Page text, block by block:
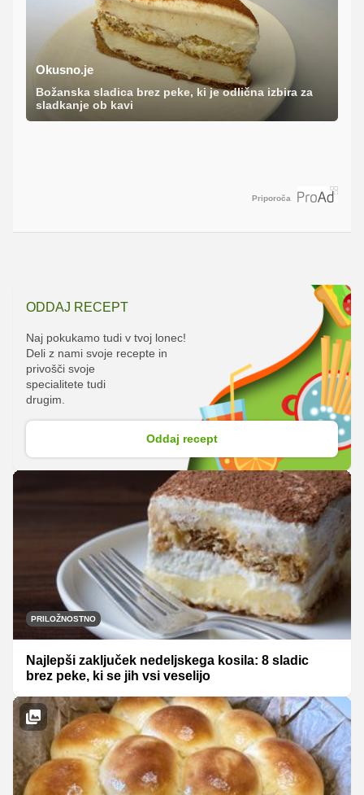
Okusno.je
Božanska sladica brez peke, ki je odlična izbira za
sladkanje ob kavi
Priporoča
ODDAJ RECEPT
Naj pokukamo tudi v tvoj lonec!
Deli z nami svoje recepte in
privošči svoje
specialitete tudi
drugim.
Oddaj recept
PRILOŽNOSTNO
Najlepši zaključek nedeljskega kosila: 8 sladic
brez peke, ki se jih vsi veselijo